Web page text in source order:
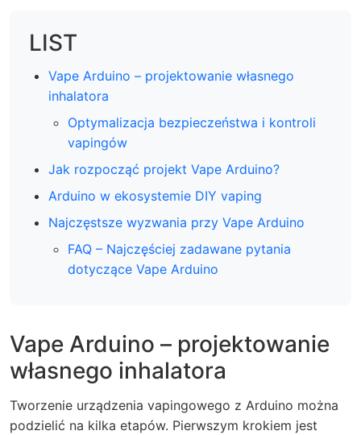
LIST
Vape Arduino – projektowanie własnego
inhalatora
Optymalizacja bezpieczeństwa i kontroli
vapingów
Jak rozpocząć projekt Vape Arduino?
Arduino w ekosystemie DIY vaping
Najczęstsze wyzwania przy Vape Arduino
FAQ – Najczęściej zadawane pytania
dotyczące Vape Arduino
Vape Arduino – projektowanie
własnego inhalatora
Tworzenie urządzenia vapingowego z Arduino można
podzielić na kilka etapów. Pierwszym krokiem jest